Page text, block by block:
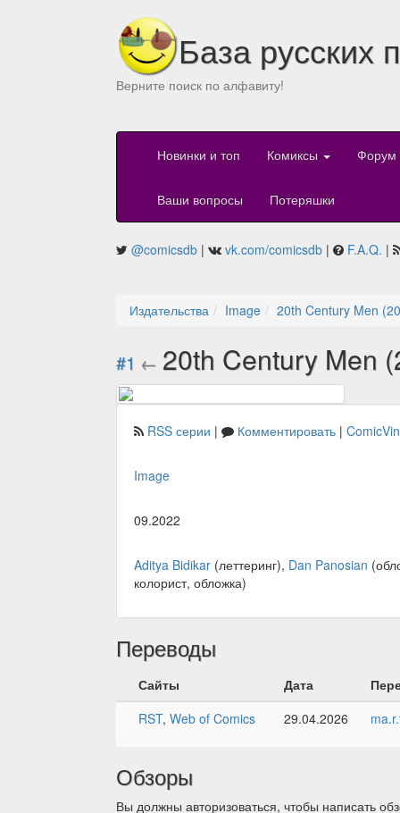
База русских
Верните поиск по алфавиту!
Новинки и топ Комиксы Форум
Ваши вопросы Потеряшки
@comicsdb | vk.com/comicsdb | F.A.Q. |
Издательства Image 20th Century Men
#1 ← 20th Century Men
RSS серии | Комментировать |
Image
09.2022
Aditya Bidikar (леттеринг), Dan Panosian
колорист, обложка)
Переводы
Сайты Дата
RST, Web of Comics 29.04.2026
Обзоры
Вы должны авторизоваться, чтобы написать